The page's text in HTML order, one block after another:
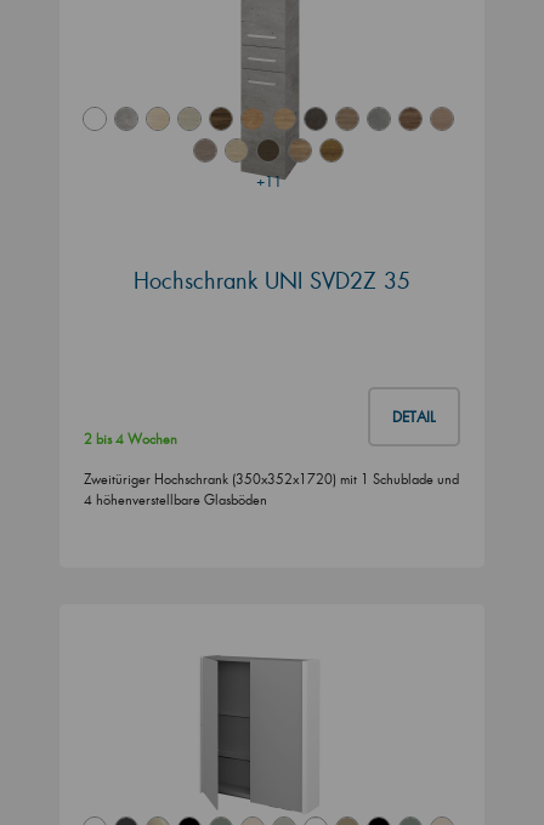
+11
Hochschrank UNI SVD2Z 35
DETAIL
2 bis 4 Wochen
Zweitüriger Hochschrank (350x352x1720) mit 1 Schublade und
4 höhenverstellbare Glasböden